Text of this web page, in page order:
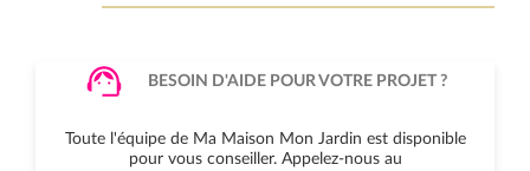
BESOIN D'AIDE POUR VOTRE PROJET ?
Toute l'équipe de Ma Maison Mon Jardin est disponible
pour vous conseiller. Appelez-nous au